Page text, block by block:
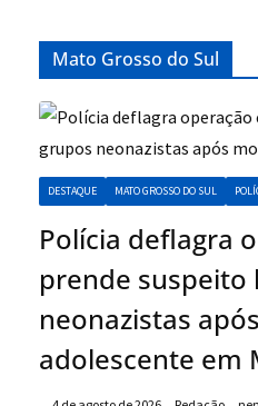
Mato Grosso do Sul
DESTAQUE MATO GROSSO DO SUL
Polícia deflagra
prende suspeito
neonazistas
adolescente em